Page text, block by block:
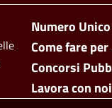
Numero
Come fare per
Concorsi
Lavora con noi